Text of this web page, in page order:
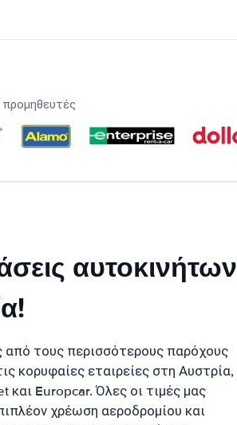
αυτοκινήτων
από τους περισσότερους παρόχους
κορυφαίες εταιρείες στη Αυστρία,
Europcar. Όλες οι τιμές μας
χρέωση αεροδρομίου και